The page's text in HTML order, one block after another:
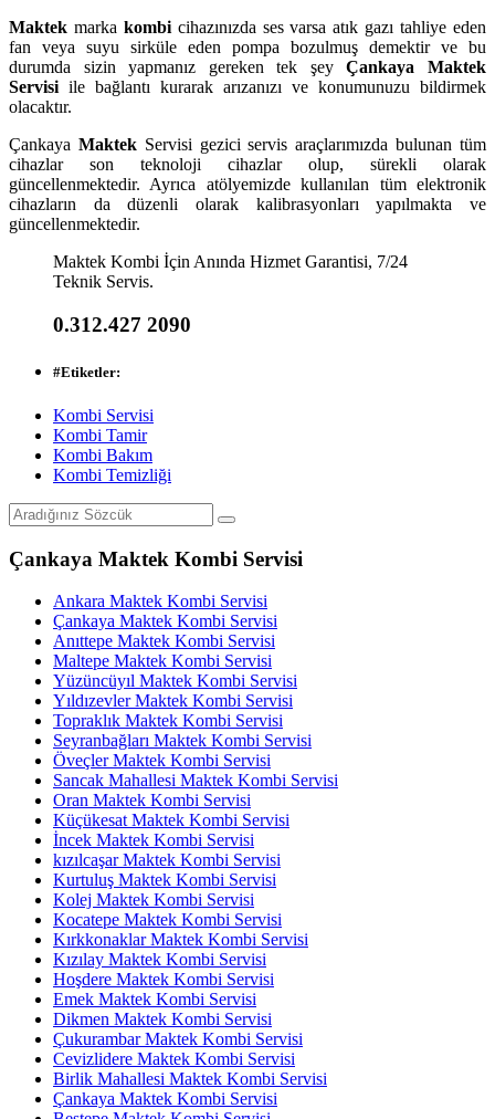
Maktek marka kombi cihazınızda ses varsa atık gazı tahliye eden
fan veya suyu sirküle eden pompa bozulmuş demektir ve bu
durumda sizin yapmanız gereken tek şeyÇankaya Maktek
Servisi ile bağlantı kurarak arızanızı ve konumunuzu bildirmek
olacaktır.
Çankaya Maktek Servisi gezici servis araçlarımızda bulunan tüm
cihazlar son teknoloji cihazlar olup, sürekli olarak
güncellenmektedir. Ayrıca atölyemizde kullanılan tüm elektronik
cihazların da düzenli olarak kalibrasyonları yapılmakta ve
güncellenmektedir.
Maktek Kombi İçin Anında Hizmet Garantisi, 7/24
Teknik Servis.
0.312.427 2090
#Etiketler:
Kombi Servisi
Kombi Tamir
Kombi Bakım
Kombi Temizliği
Çankaya Maktek Kombi Servisi
Ankara Maktek Kombi Servisi
Çankaya Maktek Kombi Servisi
Anıttepe Maktek Kombi Servisi
Maltepe Maktek Kombi Servisi
Yüzüncüyıl Maktek Kombi Servisi
Yıldızevler Maktek Kombi Servisi
Topraklık Maktek Kombi Servisi
Seyranbağları Maktek Kombi Servisi
Öveçler Maktek Kombi Servisi
Sancak Mahallesi Maktek Kombi Servisi
Oran Maktek Kombi Servisi
Küçükesat Maktek Kombi Servisi
İncek Maktek Kombi Servisi
kızılcaşar Maktek Kombi Servisi
Kurtuluş Maktek Kombi Servisi
Kolej Maktek Kombi Servisi
Kocatepe Maktek Kombi Servisi
Kırkkonaklar Maktek Kombi Servisi
Kızılay Maktek Kombi Servisi
Hoşdere Maktek Kombi Servisi
Emek Maktek Kombi Servisi
Dikmen Maktek Kombi Servisi
Çukurambar Maktek Kombi Servisi
Cevizlidere Maktek Kombi Servisi
Birlik Mahallesi Maktek Kombi Servisi
Çankaya Maktek Kombi Servisi